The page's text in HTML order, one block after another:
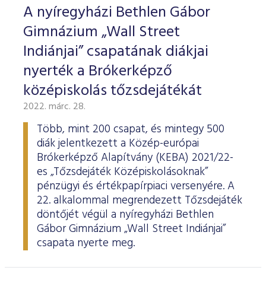
A nyíregyházi Bethlen Gábor
Gimnázium „Wall Street
Indiánjai” csapatának diákjai
nyerték a Brókerképző
középiskolás tőzsdejátékát
2022. márc. 28.
Több, mint 200 csapat, és mintegy 500
diák jelentkezett a Közép-európai
Brókerképző Alapítvány (KEBA) 2021/22-
es „Tőzsdejáték Középiskolásoknak”
pénzügyi és értékpapírpiaci versenyére. A
22. alkalommal megrendezett Tőzsdejáték
döntőjét végül a nyíregyházi Bethlen
Gábor Gimnázium „Wall Street Indiánjai”
csapata nyerte meg.